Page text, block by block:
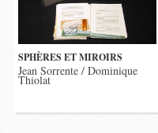
SPHÈRES ET MIROIRS
Jean Sorrente / Dominique
Thiolat